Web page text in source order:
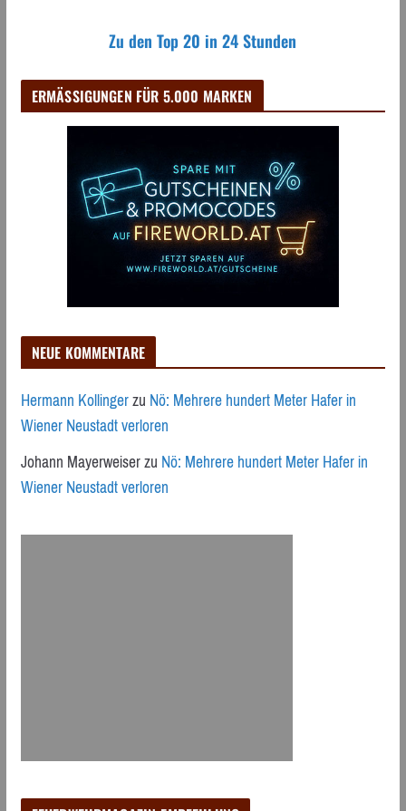
Zu den Top 20 in 24 Stunden
ERMÄSSIGUNGEN FÜR 5.000 MARKEN
NEUE KOMMENTARE
Hermann KollingerzuNö: Mehrere hundert Meter Hafer in
Wiener Neustadt verloren
Johann MayerweiserzuNö: Mehrere hundert Meter Hafer in
Wiener Neustadt verloren